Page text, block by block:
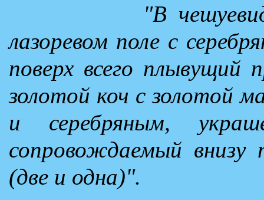
"В
лазоревом поле с
поверх всего плывущий
золотой коч с золотой
и серебряным,
сопровождаемый
(две и одна)".